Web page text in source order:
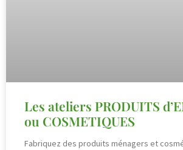
Les ateliers PRODUITS
ou COSMETIQUES
Fabriquez des produits ménagers et